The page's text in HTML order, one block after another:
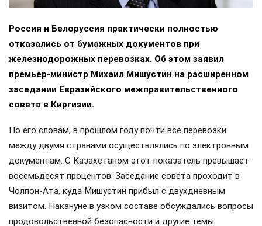
Россия и Белоруссия практически полностью
отказались от бумажных документов при
железнодорожных перевозках. Об этом заявил
премьер-министр Михаил Мишустин на расширенном
заседании Евразийского межправительственного
совета в Киргизии.
По его словам, в прошлом году почти все перевозки
между двумя странами осуществлялись по электронным
документам. С Казахстаном этот показатель превышает
восемьдесят процентов. Заседание совета проходит в
Чолпон-Ата, куда Мишустин прибыл с двухдневным
визитом. Накануне в узком составе обсуждались вопросы
продовольственной безопасности и другие темы.